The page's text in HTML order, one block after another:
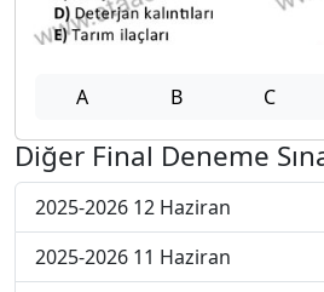
A B C
Diğer Final Deneme
2025-2026 12 Haziran
2025-2026 11 Haziran